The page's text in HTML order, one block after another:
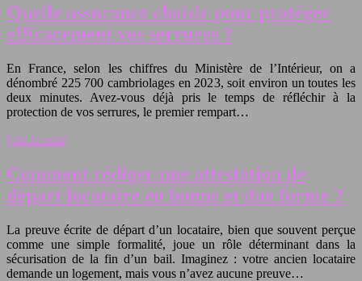
Quelle assurance choisir pour protéger
efficacement vos serrures ?
En France, selon les chiffres du Ministère de l’Intérieur, on a
dénombré 225 700 cambriolages en 2023, soit environ un toutes les
deux minutes. Avez-vous déjà pris le temps de réfléchir à la
protection de vos serrures, le premier rempart…
Lire la suite
Comment rédiger une attestation de
départ locataire en bonne et due forme ?
La preuve écrite de départ d’un locataire, bien que souvent perçue
comme une simple formalité, joue un rôle déterminant dans la
sécurisation de la fin d’un bail. Imaginez : votre ancien locataire
demande un logement, mais vous n’avez aucune preuve…